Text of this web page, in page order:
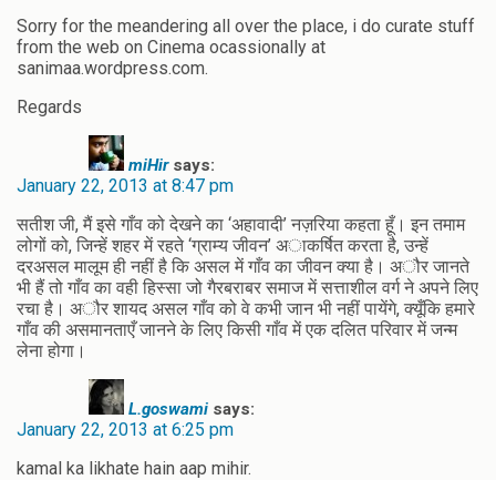
Sorry for the meandering all over the place, i do curate stuff
from the web on Cinema ocassionally at
sanimaa.wordpress.com.
Regards
miHir says:
January 22, 2013 at 8:47 pm
सतीश जी, मैं इसे गाँव को देखने का ‘अहावादी’ नज़रिया कहता हूँ। इन तमाम
लोगों को, जिन्हें शहर में रहते ‘ग्राम्य जीवन’ अाकर्षित करता है, उन्हें
दरअसल मालूम ही नहीं है कि असल में गाँव का जीवन क्या है। अौर जानते
भी हैं तो गाँव का वही हिस्सा जो गैरबराबर समाज में सत्ताशील वर्ग ने अपने लिए
रचा है। अौर शायद असल गाँव को वे कभी जान भी नहीं पायेंगे, क्यूँकि हमारे
गाँव की असमानताएँ जानने के लिए किसी गाँव में एक दलित परिवार में जन्म
लेना होगा।
L.goswami says:
January 22, 2013 at 6:25 pm
kamal ka likhate hain aap mihir.